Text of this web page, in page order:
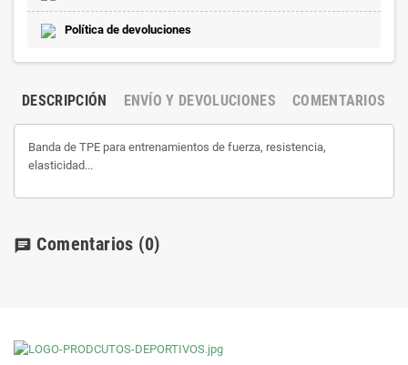
Política de devoluciones
DESCRIPCIÓN ENVÍO Y DEVOLUCIONES COMENTARIOS
Banda de TPE para entrenamientos de fuerza, resistencia,
elasticidad...
chat Comentarios (0)